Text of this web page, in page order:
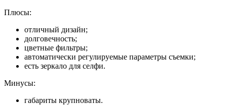
Плюсы:
отличный дизайн;
долговечность;
цветные фильтры;
автоматически регулируемые параметры съемки;
есть зеркало для селфи.
Минусы:
габариты крупноваты.